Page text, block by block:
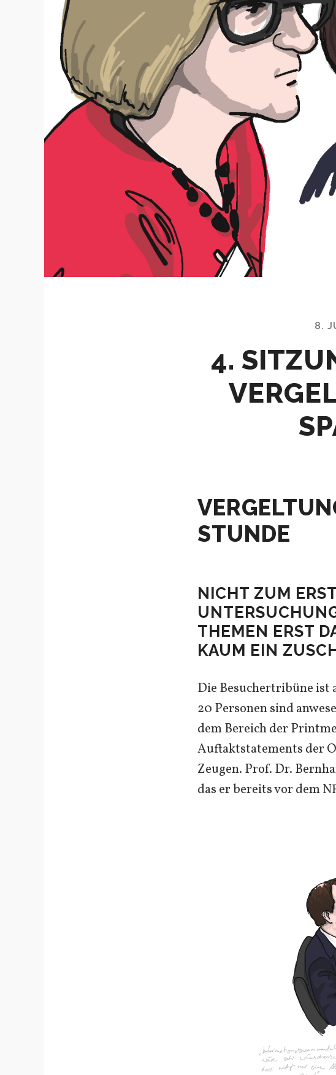
8.
4.
STUNDE
NICHT ZUM
THEMEN ERST
KAUM EIN
Die Besuchertribüne ist
20 Personen sind
dem Bereich der
Auftaktstatements der
Zeugen. Prof. Dr.
das er bereits vor dem